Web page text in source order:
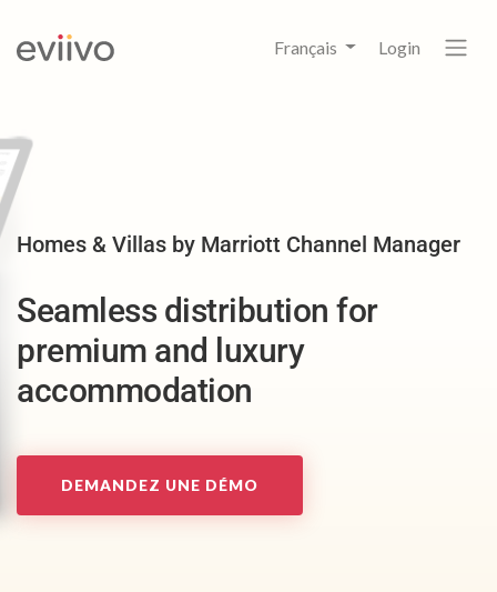
Français Login
Homes & Villas by Marriott Channel Manager
Seamless distribution for
premium and luxury
accommodation
DEMANDEZ UNE DÉMO